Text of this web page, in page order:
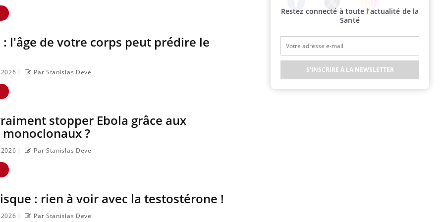
: l'âge de votre corps peut prédire le
| Par Stanislas Deve
stopper Ebola grâce aux
?
| Par Stanislas Deve
: rien à voir avec la testostérone !
| Par Stanislas Deve
Facebook Twitter Instagram
Restez connecté à toute l’actualité de la
Santé
S'INSCRIRE À LA NEWSLETTER